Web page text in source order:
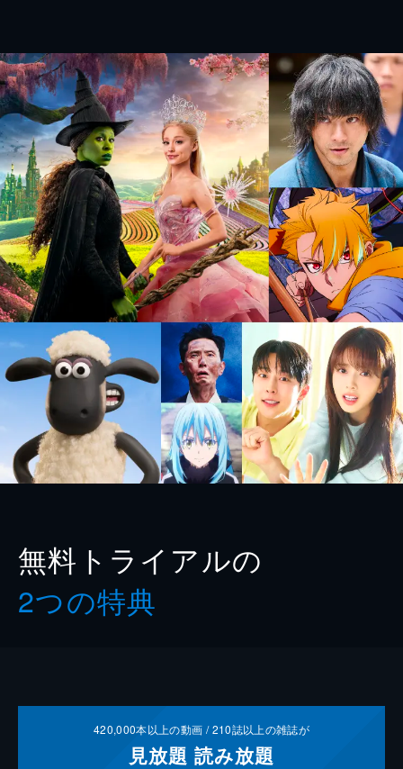
無料トライアルの
2つの特典
420,000本以上の動画 /210誌以上の雑誌が
見放題 読み放題